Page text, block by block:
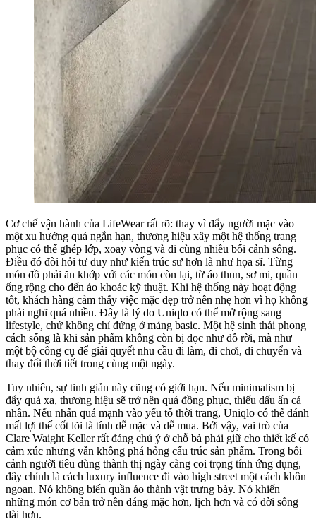
Cơ chế vận hành của LifeWear rất rõ: thay vì đẩy người mặc vào
một xu hướng quá ngắn hạn, thương hiệu xây một hệ thống trang
phục có thể ghép lớp, xoay vòng và đi cùng nhiều bối cảnh sống.
Điều đó đòi hỏi tư duy như kiến trúc sư hơn là như họa sĩ. Từng
món đồ phải ăn khớp với các món còn lại, từ áo thun, sơ mi, quần
ống rộng cho đến áo khoác kỹ thuật. Khi hệ thống này hoạt động
tốt, khách hàng cảm thấy việc mặc đẹp trở nên nhẹ hơn vì họ không
phải nghĩ quá nhiều. Đây là lý do Uniqlo có thể mở rộng sang
lifestyle, chứ không chỉ đứng ở mảng basic. Một hệ sinh thái phong
cách sống là khi sản phẩm không còn bị đọc như đồ rời, mà như
một bộ công cụ để giải quyết nhu cầu đi làm, đi chơi, di chuyển và
thay đổi thời tiết trong cùng một ngày.
Tuy nhiên, sự tinh giản này cũng có giới hạn. Nếu minimalism bị
đẩy quá xa, thương hiệu sẽ trở nên quá đồng phục, thiếu dấu ấn cá
nhân. Nếu nhấn quá mạnh vào yếu tố thời trang, Uniqlo có thể đánh
mất lợi thế cốt lõi là tính dễ mặc và dễ mua. Bởi vậy, vai trò của
Clare Waight Keller rất đáng chú ý ở chỗ bà phải giữ cho thiết kế có
cảm xúc nhưng vẫn không phá hỏng cấu trúc sản phẩm. Trong bối
cảnh người tiêu dùng thành thị ngày càng coi trọng tính ứng dụng,
đây chính là cách luxury influence đi vào high street một cách khôn
ngoan. Nó không biến quần áo thành vật trưng bày. Nó khiến
những món cơ bản trở nên đáng mặc hơn, lịch hơn và có đời sống
dài hơn.